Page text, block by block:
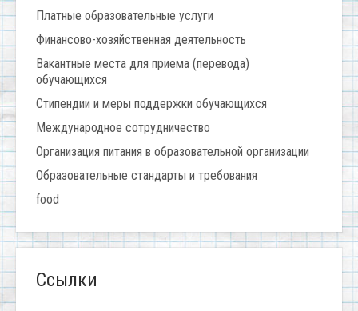
Платные образовательные услуги
Финансово-хозяйственная деятельность
Вакантные места для приема (перевода)
обучающихся
Стипендии и меры поддержки обучающихся
Международное сотрудничество
Организация питания в образовательной организации
Образовательные стандарты и требования
food
Ссылки